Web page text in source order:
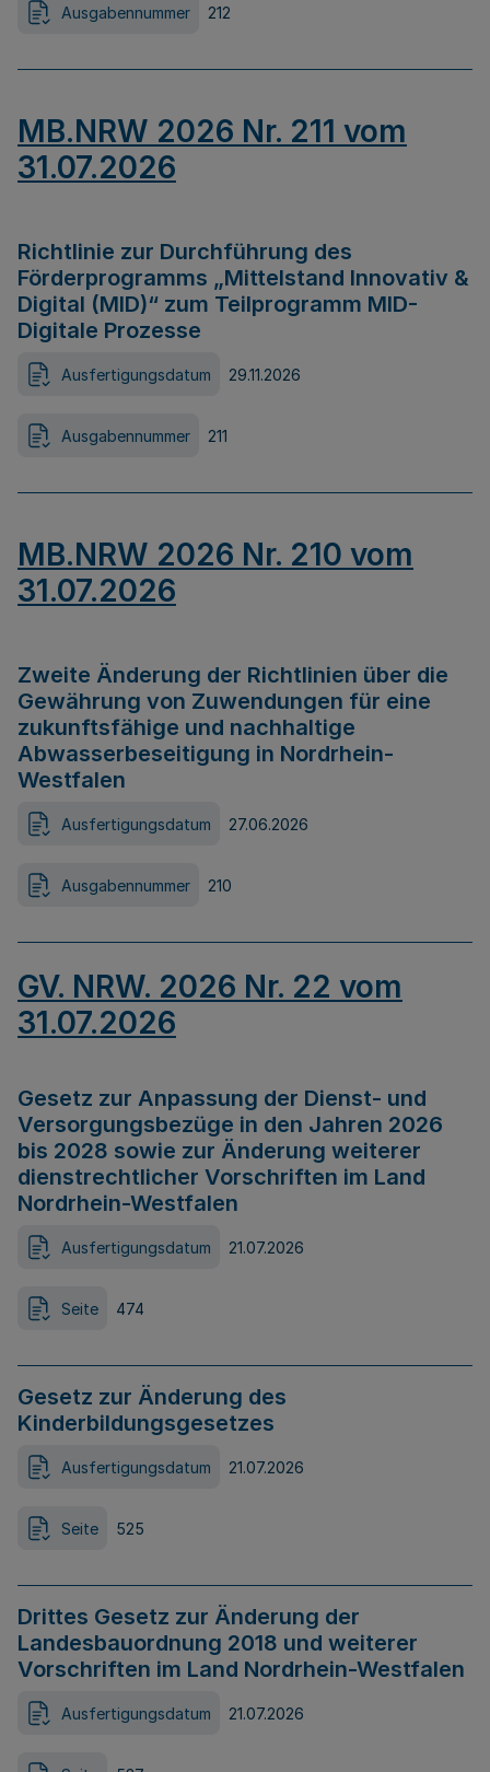
Ausgabennummer 212
MB.NRW 2026 Nr. 211 vom
31.07.2026
Richtlinie zur Durchführung des
Förderprogramms „Mittelstand Innovativ &
Digital (MID)“ zum Teilprogramm MID-
Digitale Prozesse
Ausfertigungsdatum 29.11.2026
Ausgabennummer 211
MB.NRW 2026 Nr. 210 vom
31.07.2026
Zweite Änderung der Richtlinien über die
Gewährung von Zuwendungen für eine
zukunftsfähige und nachhaltige
Abwasserbeseitigung in Nordrhein-
Westfalen
Ausfertigungsdatum 27.06.2026
Ausgabennummer 210
GV. NRW. 2026 Nr. 22 vom
31.07.2026
Gesetz zur Anpassung der Dienst- und
Versorgungsbezüge in den Jahren 2026
bis 2028 sowie zur Änderung weiterer
dienstrechtlicher Vorschriften im Land
Nordrhein-Westfalen
Ausfertigungsdatum 21.07.2026
Seite 474
Gesetz zur Änderung des
Kinderbildungsgesetzes
Ausfertigungsdatum 21.07.2026
Seite 525
Drittes Gesetz zur Änderung der
Landesbauordnung 2018 und weiterer
Vorschriften im Land Nordrhein-Westfalen
Ausfertigungsdatum 21.07.2026